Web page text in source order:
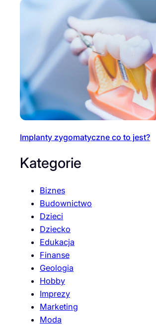
Implanty zygomatyczne co to jest?
Kategorie
Biznes
Budownictwo
Dzieci
Dziecko
Edukacja
Finanse
Geologia
Hobby
Imprezy
Marketing
Moda